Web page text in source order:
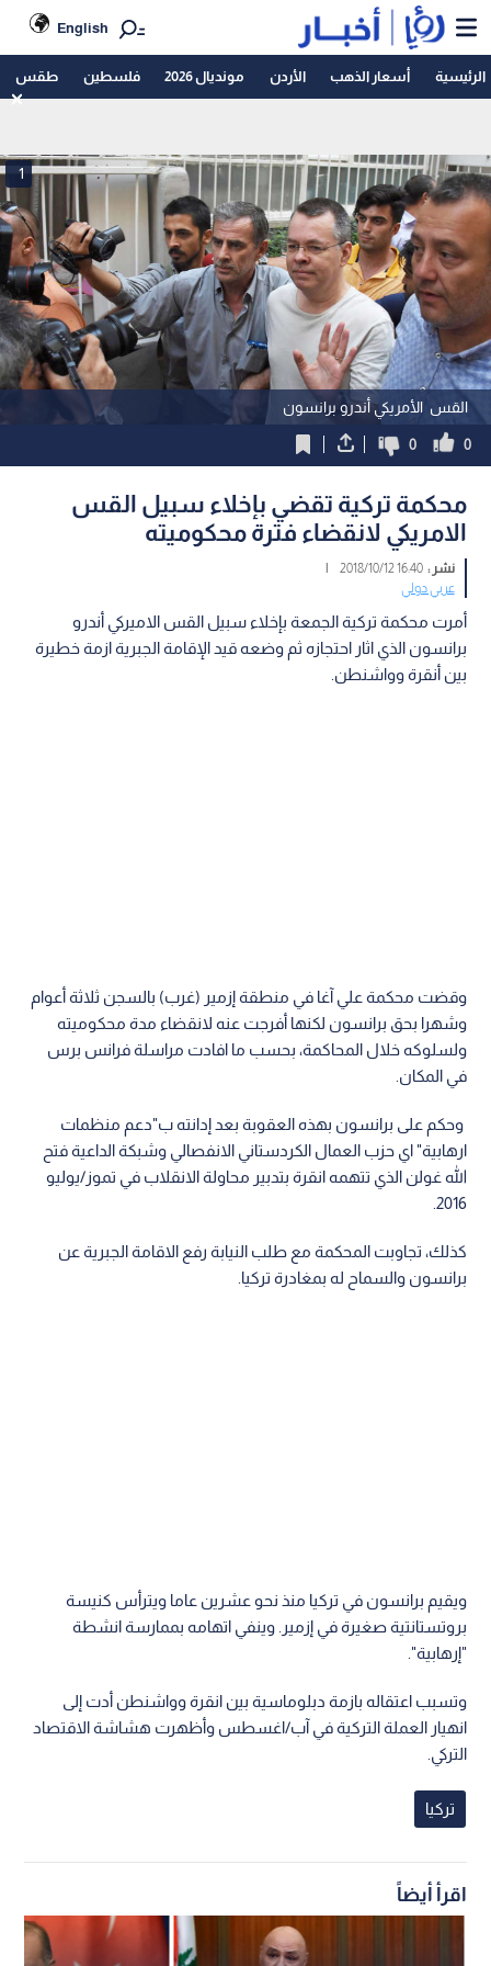
English
الرئيسية أسعار الذهب الأردن مونديال 2026 فلسطين طقس
القس الأمريكي أندرو برانسون
1
0
0
محكمة تركية تقضي بإخلاء سبيل القس
الامريكي لانقضاء فترة محكوميته
نشر :16:40 2018/10/12
|
عربي دولي
أمرت محكمة تركية الجمعة بإخلاء سبيل القس الاميركي أندرو
برانسون الذي اثار احتجازه ثم وضعه قيد الإقامة الجبرية ازمة خطيرة
بين أنقرة وواشنطن.
وقضت محكمة علي آغا في منطقة إزمير (غرب) بالسجن ثلاثة أعوام
وشهرا بحق برانسون لكنها أفرجت عنه لانقضاء مدة محكوميته
ولسلوكه خلال المحاكمة، بحسب ما افادت مراسلة فرانس برس
في المكان.
وحكم على برانسون بهذه العقوبة بعد إدانته ب"دعم منظمات
ارهابية" اي حزب العمال الكردستاني الانفصالي وشبكة الداعية فتح
الله غولن الذي تتهمه انقرة بتدبير محاولة الانقلاب في تموز/يوليو
2016.
كذلك، تجاوبت المحكمة مع طلب النيابة رفع الاقامة الجبرية عن
برانسون والسماح له بمغادرة تركيا.
ويقيم برانسون في تركيا منذ نحو عشرين عاما ويترأس كنيسة
بروتستانتية صغيرة في إزمير. وينفي اتهامه بممارسة انشطة
"إرهابية".
وتسبب اعتقاله بازمة دبلوماسية بين انقرة وواشنطن أدت إلى
انهيار العملة التركية في آب/اغسطس وأظهرت هشاشة الاقتصاد
التركي.
تركيا
اقرأ أيضاً